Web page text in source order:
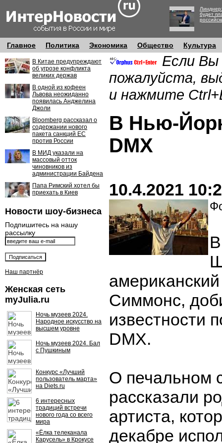
будет
Главное Политика Экономика Общество Культура
В Китае предупреждают
об угрозе конфликта
великих держав
В одной из кофеен
Львова неожиданно
появилась Анджелина
Джоли
Bloomberg рассказал о
содержании нового
пакета санкций ЕС
против России
В МИД указали на
массовый отток
чиновников из
администрации Байдена
Папа Римский хотел бы
приехать в Киев
Новости шоу-бизнеса
Подпишитесь на нашу
рассылку
Наш партнёр
Женская сеть
myJulia.ru
Ночь музеев 2024.
Народное искусство на
высшем уровне
Ночь музеев 2024. Бал
с Пушкиным
Конкурс «Лучший
пользователь марта»
на Diets.ru
6 интересных
традиций встречи
нового года со всего
мира
«Ёлка телеканала
Карусель» в Крокусе
Если Вы
пожалуйста,
и нажмите
В Нью-
DMX
10.4.2021
Симмонс,
известности
DMX.
О печальном
рассказали
артиста,
декабре